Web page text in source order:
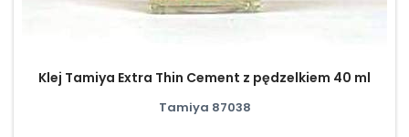
Klej Tamiya Extra Thin Cement z pędzelkiem 40 ml
Tamiya 87038